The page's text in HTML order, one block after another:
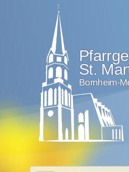
St.
Bornheim-